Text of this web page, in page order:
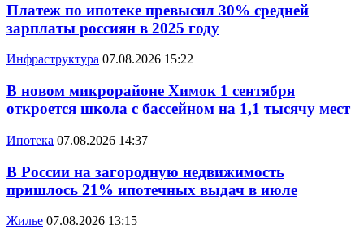
Платеж по ипотеке превысил 30% средней
зарплаты россиян в 2025 году
Инфраструктура 07.08.2026 15:22
В новом микрорайоне Химок 1 сентября
откроется школа с бассейном на 1,1 тысячу мест
Ипотека 07.08.2026 14:37
В России на загородную недвижимость
пришлось 21% ипотечных выдач в июле
Жилье 07.08.2026 13:15